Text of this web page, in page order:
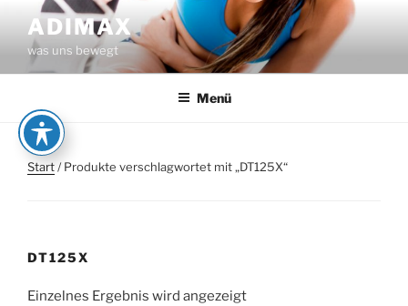
Inhalt
springen
ADIMAX
was uns bewegt
Menü
Start/ Produkte verschlagwortet mit „DT125X“
DT125X
Einzelnes Ergebnis wird angezeigt